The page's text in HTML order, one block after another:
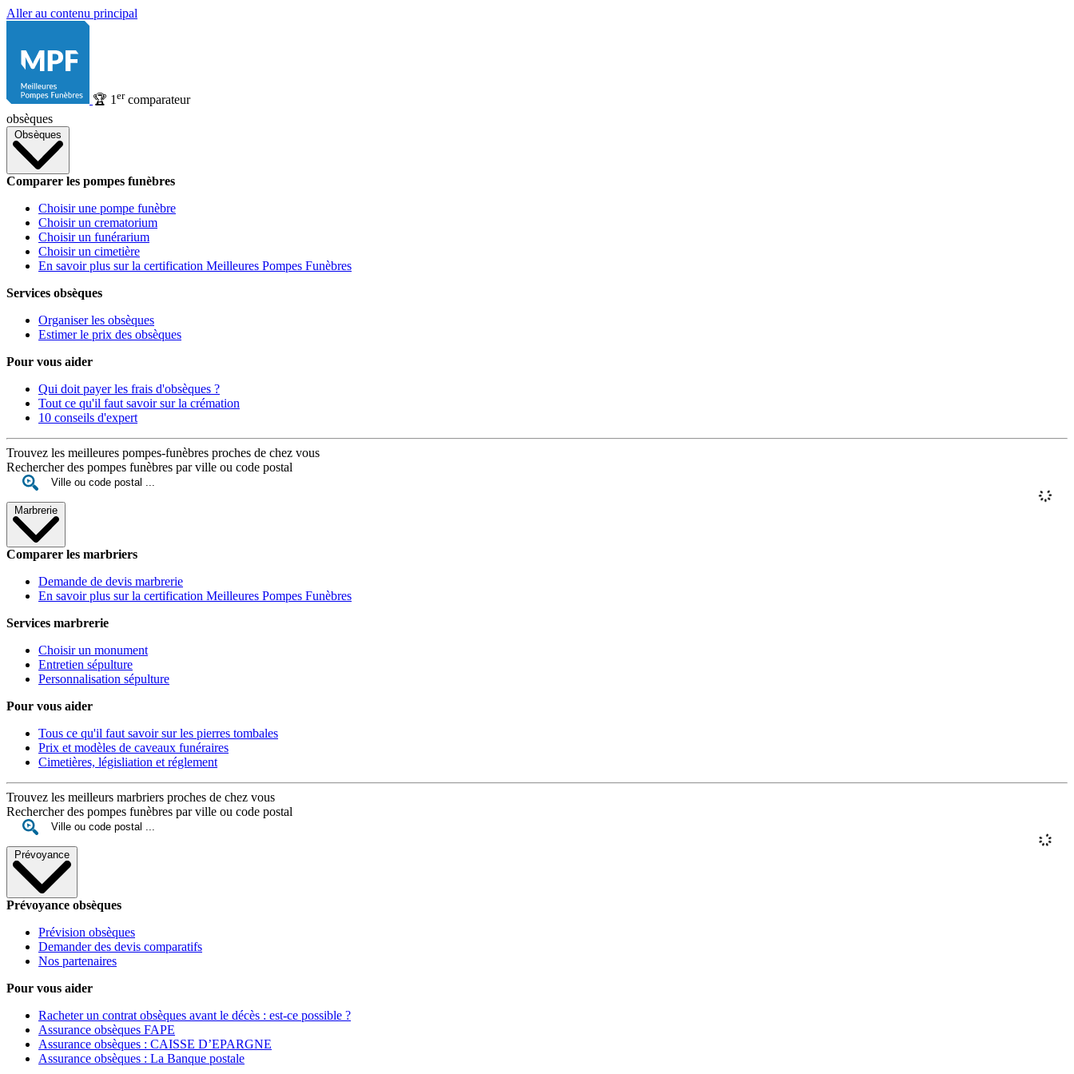
Aller au contenu principal
🏆 1 ercomparateur
obsèques
Obsèques
Comparer les pompes funèbres
Choisir une pompe funèbre
Choisir un crematorium
Choisir un funérarium
Choisir un cimetière
En savoir plus sur la certification Meilleures Pompes Funèbres
Services obsèques
Organiser les obsèques
Estimer le prix des obsèques
Pour vous aider
Qui doit payer les frais d'obsèques ?
Tout ce qu'il faut savoir sur la crémation
10 conseils d'expert
Trouvez les meilleures pompes-funèbres proches de chez vous
Rechercher des pompes funèbres par ville ou code postal
Marbrerie
Comparer les marbriers
Demande de devis marbrerie
En savoir plus sur la certification Meilleures Pompes Funèbres
Services marbrerie
Choisir un monument
Entretien sépulture
Personnalisation sépulture
Pour vous aider
Tous ce qu'il faut savoir sur les pierres tombales
Prix et modèles de caveaux funéraires
Cimetières, législiation et réglement
Trouvez les meilleurs marbriers proches de chez vous
Rechercher des pompes funèbres par ville ou code postal
Prévoyance
Prévoyance obsèques
Prévision obsèques
Demander des devis comparatifs
Nos partenaires
Pour vous aider
Racheter un contrat obsèques avant le décès : est-ce possible ?
Assurance obsèques FAPE
Assurance obsèques : CAISSE D’EPARGNE
Assurance obsèques : La Banque postale